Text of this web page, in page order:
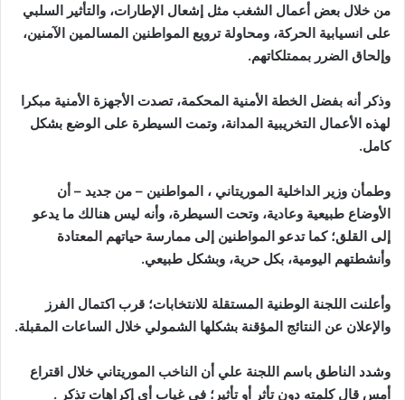
من خلال بعض أعمال الشغب مثل إشعال الإطارات، والتأثير السلبي
على انسيابية الحركة، ومحاولة ترويع المواطنين المسالمين الآمنين،
وإلحاق الضرر بممتلكاتهم.
وذكر أنه بفضل الخطة الأمنية المحكمة، تصدت الأجهزة الأمنية مبكرا
لهذه الأعمال التخريبية المدانة، وتمت السيطرة على الوضع بشكل
كامل.
وطمأن وزير الداخلية الموريتاني ، المواطنين – من جديد – أن
الأوضاع طبيعية وعادية، وتحت السيطرة، وأنه ليس هنالك ما يدعو
إلى القلق؛ كما تدعو المواطنين إلى ممارسة حياتهم المعتادة
وأنشطتهم اليومية، بكل حرية، وبشكل طبيعي.
وأعلنت اللجنة الوطنية المستقلة للانتخابات؛ قرب اكتمال الفرز
والإعلان عن النتائج المؤقنة بشكلها الشمولي خلال الساعات المقبلة.
وشدد الناطق باسم اللجنة علي أن الناخب الموريتاني خلال اقتراع
أمس قال كلمته دون تأثر أو تأثير؛ في غياب أي إكراهات تذكر .